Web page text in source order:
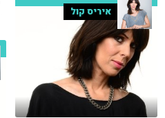
איריס קול